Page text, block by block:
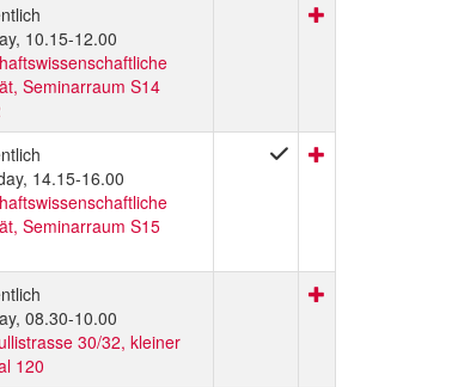
10.15-12.00
Seminarraum S14
14.15-16.00
Seminarraum S15
08.30-10.00
30/32, kleiner
120